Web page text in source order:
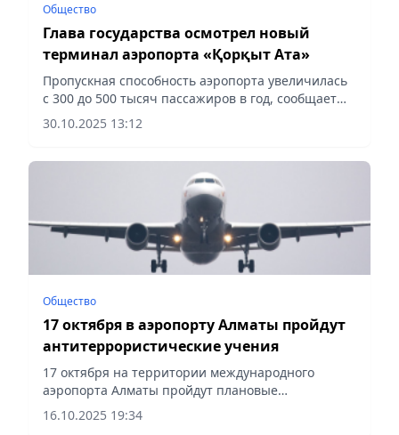
Общество
Глава государства осмотрел новый
терминал аэропорта «Қорқыт Ата»
Пропускная способность аэропорта увеличилась
с 300 до 500 тысяч пассажиров в год, сообщает
Vecher.kz.
30.10.2025 13:12
Общество
17 октября в аэропорту Алматы пройдут
антитеррористические учения
17 октября на территории международного
аэропорта Алматы пройдут плановые
антитеррористические учения, сообщает
Vecher.kz со ссылкой на Алматинский городской
16.10.2025 19:34